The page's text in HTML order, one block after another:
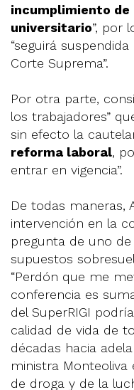
incumplimiento
universitario”, por
“seguirá
Corte Suprema”.
Por otra parte,
los trabajadores”
sin efecto la
reforma laboral,
entrar en vigencia”.
De todas maneras,
intervención en la
pregunta de uno
supuestos
“Perdón que me
conferencia es
del SuperRIGI
calidad de vida de
décadas hacia
ministra
de droga y de la